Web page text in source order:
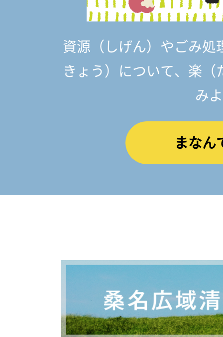
資源（しげん）やごみ
きょう） について、楽（
み
まなん